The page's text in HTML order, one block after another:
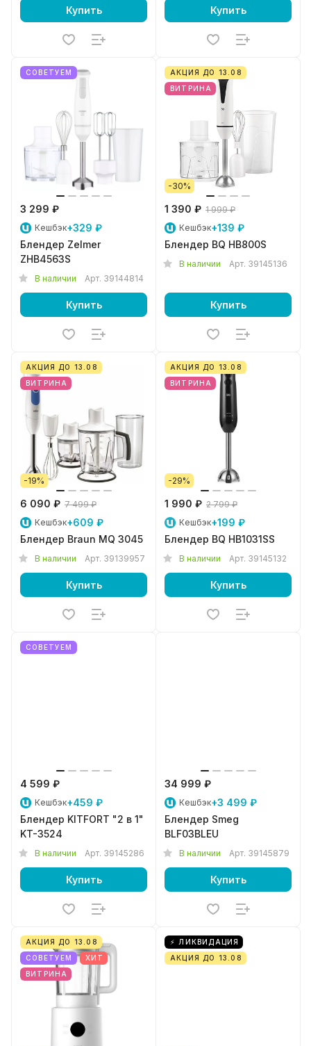
Купить Купить
СОВЕТУЕМ
3 299 ₽
Кешбэк+329 ₽
Блендер Zelmer
ZHB4563S
В наличии Арт. 39144814
Купить
АКЦИЯ ДО 13.08
ВИТРИНА
-30%
1 390 ₽ 1 999 ₽
Кешбэк+139 ₽
Блендер BQ HB800S
В наличии Арт. 39145136
Купить
АКЦИЯ ДО 13.08
ВИТРИНА
-19%
6 090 ₽ 7 499 ₽
Кешбэк+609 ₽
Блендер Braun MQ 3045
В наличии Арт. 39139957
Купить
АКЦИЯ ДО 13.08
ВИТРИНА
-29%
1 990 ₽ 2 799 ₽
Кешбэк+199 ₽
Блендер BQ HB1031SS
В наличии Арт. 39145132
Купить
СОВЕТУЕМ
4 599 ₽
Кешбэк+459 ₽
Блендер KITFORT "2 в 1"
KT-3524
В наличии Арт. 39145286
Купить
34 999 ₽
Кешбэк+3 499 ₽
Блендер Smeg
BLF03BLEU
В наличии Арт. 39145879
Купить
АКЦИЯ ДО 13.08
СОВЕТУЕМ
ХИТ
ВИТРИНА
⚡ ЛИКВИДАЦИЯ
АКЦИЯ ДО 13.08